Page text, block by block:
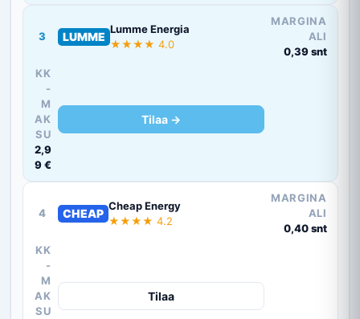
3 LUMME
Lumme Energia
★★★★ 4.0
MARGINA
ALI
0,39 snt
KK
-
M
AK
SU
2,9
9 €
Tilaa →
4 CHEAP
Cheap Energy
★★★★ 4.2
MARGINA
ALI
0,40 snt
KK
-
M
AK
SU
Tilaa